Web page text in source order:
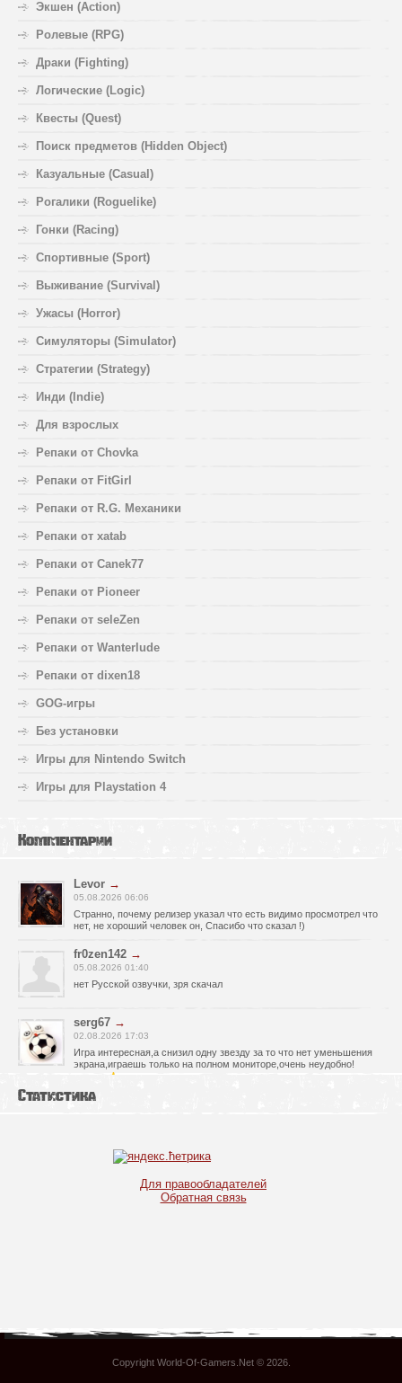
Экшен (Action)
Ролевые (RPG)
Драки (Fighting)
Логические (Logic)
Квесты (Quest)
Поиск предметов (Hidden Object)
Казуальные (Casual)
Рогалики (Roguelike)
Гонки (Racing)
Спортивные (Sport)
Выживание (Survival)
Ужасы (Horror)
Симуляторы (Simulator)
Стратегии (Strategy)
Инди (Indie)
Для взрослых
Репаки от Chovka
Репаки от FitGirl
Репаки от R.G. Механики
Репаки от xatab
Репаки от Canek77
Репаки от Pioneer
Репаки от seleZen
Репаки от Wanterlude
Репаки от dixen18
GOG-игры
Без установки
Игры для Nintendo Switch
Игры для Playstation 4
Комментарии
Levor →
05.08.2026 06:06
Странно, почему релизер указал что есть видимо просмотрел что
нет, не хороший человек он, Спасибо что сказал !)
fr0zen142 →
05.08.2026 01:40
нет Русской озвучки, зря скачал
serg67 →
02.08.2026 17:03
Игра интересная,а снизил одну звезду за то что нет уменьшения
экрана,играешь только на полном мониторе,очень неудобно!
испробовал?
30.07.2026 00:43
21.07.2026 16:32
Статистика
Для правообладателей
Обратная связь
Copyright World-Of-Gamers.Net © 2026.